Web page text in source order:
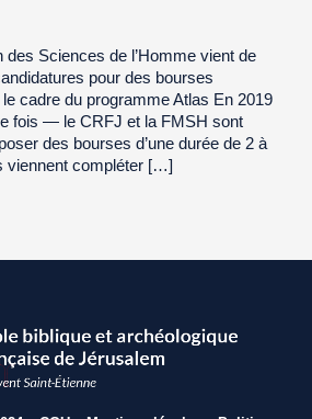
des Sciences de l’Homme vient de
pour des bourses
cadre du programme Atlas En 2019
fois — le CRFJ et la FMSH sont
des bourses d’une durée de 2 à
viennent compléter […]